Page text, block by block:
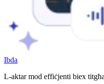
Ibda
L-aktar mod effiċjenti biex